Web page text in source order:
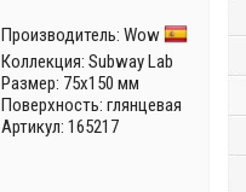
Производитель: Wow
Коллекция: Subway Lab
Размер: 75x150 мм
Поверхность: глянцевая
Артикул: 165217